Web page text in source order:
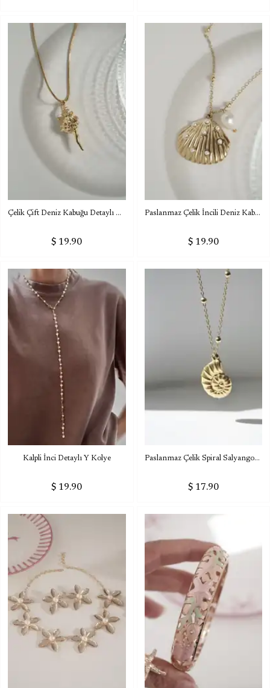
Çelik Çift Deniz Kabuğu Detaylı Kolye
$ 19.90
Paslanmaz Çelik İncili Deniz Kabuğu Kolye
$ 19.90
Kalpli İnci Detaylı Y Kolye
$ 19.90
Paslanmaz Çelik Spiral Salyangoz Kolye
$ 17.90